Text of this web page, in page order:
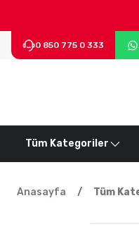
0 850 775 0 333
Tüm Kategoriler
Anasayfa Tüm